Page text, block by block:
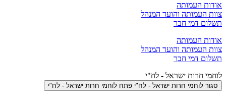
אודות העמותה
צוות העמותה והועד המנהל
תשלום דמי חבר
אודות העמותה
צוות העמותה והועד המנהל
תשלום דמי חבר
לוחמי חרות ישראל - לח"י
סגור לוחמי חרות ישראל - לח"י פתח לוחמי חרות ישראל - לח"י